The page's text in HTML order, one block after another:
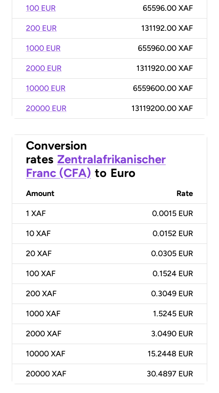
100 EUR 65596.00 XAF
200 EUR 131192.00 XAF
1000 EUR 655960.00 XAF
2000 EUR 1311920.00 XAF
10000 EUR 6559600.00 XAF
20000 EUR 13119200.00 XAF
Conversion
rates Zentralafrikanischer
Franc (CFA) to Euro
Amount Rate
1 XAF 0.0015 EUR
10 XAF 0.0152 EUR
20 XAF 0.0305 EUR
100 XAF 0.1524 EUR
200 XAF 0.3049 EUR
1000 XAF 1.5245 EUR
2000 XAF 3.0490 EUR
10000 XAF 15.2448 EUR
20000 XAF 30.4897 EUR